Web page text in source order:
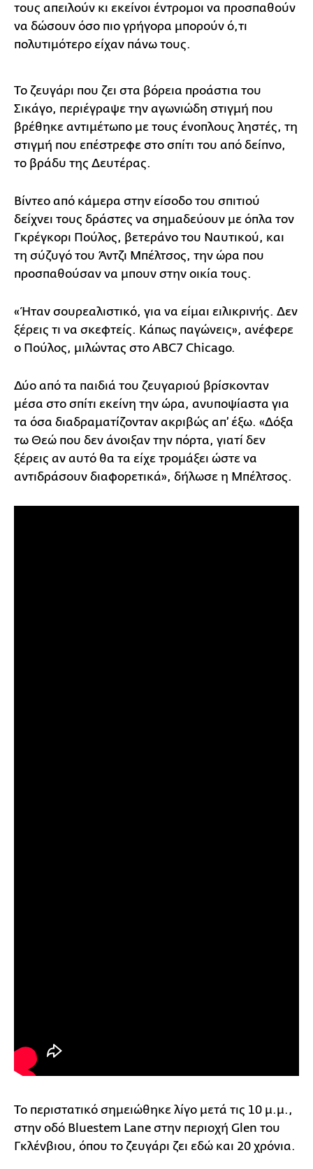
τους απειλούν κι εκείνοι έντρομοι να προσπαθούν
να δώσουν όσο πιο γρήγορα μπορούν ό,τι
πολυτιμότερο είχαν πάνω τους.
Το ζευγάρι που ζει στα βόρεια προάστια του
Σικάγο, περιέγραψε την αγωνιώδη στιγμή που
βρέθηκε αντιμέτωπο με τους ένοπλους ληστές, τη
στιγμή που επέστρεφε στο σπίτι του από δείπνο,
το βράδυ της Δευτέρας.
Βίντεο από κάμερα στην είσοδο του σπιτιού
δείχνει τους δράστες να σημαδεύουν με όπλα τον
Γκρέγκορι Πούλος, βετεράνο του Ναυτικού, και
τη σύζυγό του Άντζι Μπέλτσος, την ώρα που
προσπαθούσαν να μπουν στην οικία τους.
«Ήταν σουρεαλιστικό, για να είμαι ειλικρινής. Δεν
ξέρεις τι να σκεφτείς. Κάπως παγώνεις», ανέφερε
ο Πούλος, μιλώντας στο ABC7 Chicago.
Δύο από τα παιδιά του ζευγαριού βρίσκονταν
μέσα στο σπίτι εκείνη την ώρα, ανυποψίαστα για
τα όσα διαδραματίζονταν ακριβώς απ’ έξω. «Δόξα
τω Θεώ που δεν άνοιξαν την πόρτα, γιατί δεν
ξέρεις αν αυτό θα τα είχε τρομάξει ώστε να
αντιδράσουν διαφορετικά», δήλωσε η Μπέλτσος.
Το περιστατικό σημειώθηκε λίγο μετά τις 10 μ.μ.,
στην οδό Bluestem Lane στην περιοχή Glen του
Γκλένβιου, όπου το ζευγάρι ζει εδώ και 20 χρόνια.